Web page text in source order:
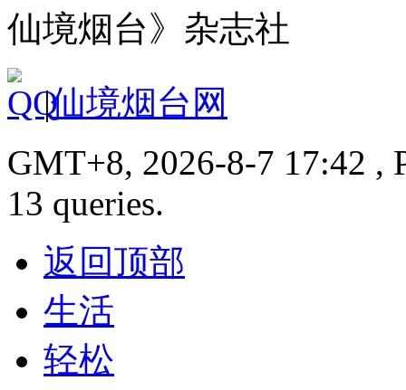
仙境烟台》杂志社
|仙境烟台网
GMT+8, 2026-8-7 17:42 ,
13 queries.
返回顶部
生活
轻松